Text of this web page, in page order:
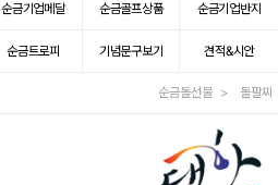
순금기업메달 순금골프상품 순금기업반지
순금트로피 기념문구보기 견적&시안
순금돌선물 돌팔찌